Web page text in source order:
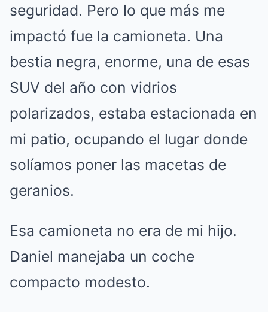
seguridad. Pero lo que más me
impactó fue la camioneta. Una
bestia negra, enorme, una de esas
SUV del año con vidrios
polarizados, estaba estacionada en
mi patio, ocupando el lugar donde
solíamos poner las macetas de
geranios.
Esa camioneta no era de mi hijo.
Daniel manejaba un coche
compacto modesto.